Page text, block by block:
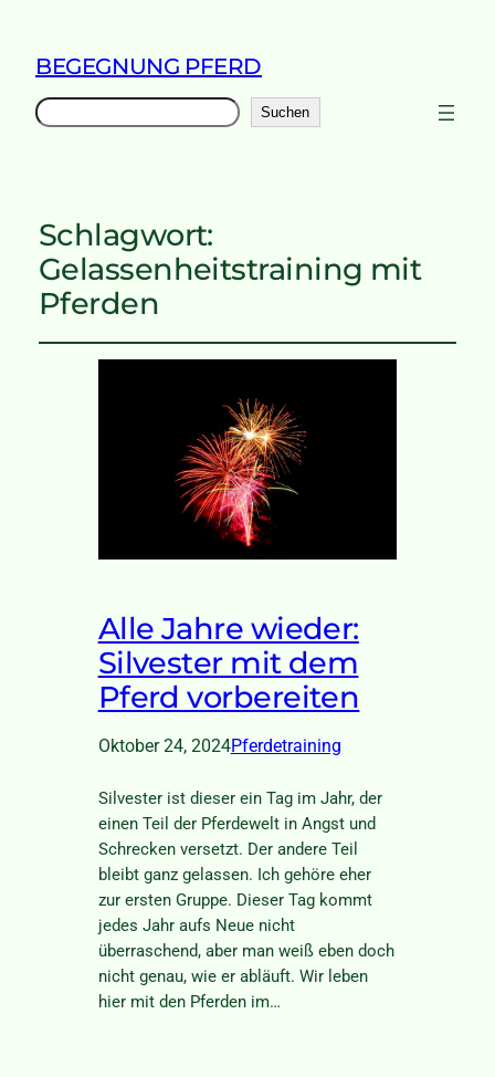
BEGEGNUNG PFERD
Suchen Suchen
Schlagwort:
Gelassenheitstraining mit
Pferden
Alle Jahre wieder:
Silvester mit dem
Pferd vorbereiten
Oktober 24, 2024Pferdetraining
Silvester ist dieser ein Tag im Jahr, der
einen Teil der Pferdewelt in Angst und
Schrecken versetzt. Der andere Teil
bleibt ganz gelassen. Ich gehöre eher
zur ersten Gruppe. Dieser Tag kommt
jedes Jahr aufs Neue nicht
überraschend, aber man weiß eben doch
nicht genau, wie er abläuft. Wir leben
hier mit den Pferden im…